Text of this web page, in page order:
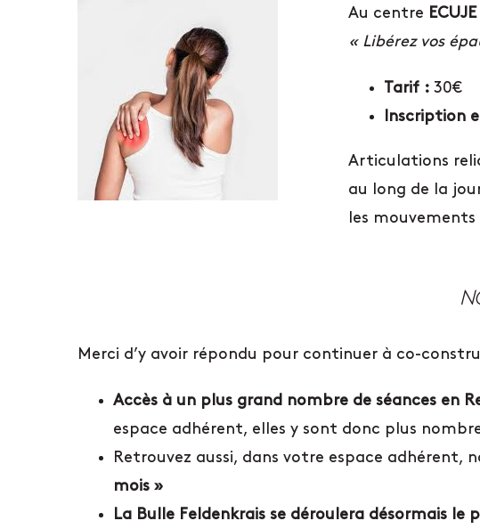
Au centre ECUJE
« Libérez vos
Tarif : 30€
Inscription
Articulations
au long de la
les mouvements
Merci d’y avoir répondu pour continuer à co-
Accès à un plus grand nombre de séances en
espace adhérent, elles y sont donc plus
Retrouvez aussi, dans votre espace
mois »
La Bulle Feldenkrais se déroulera désormais le